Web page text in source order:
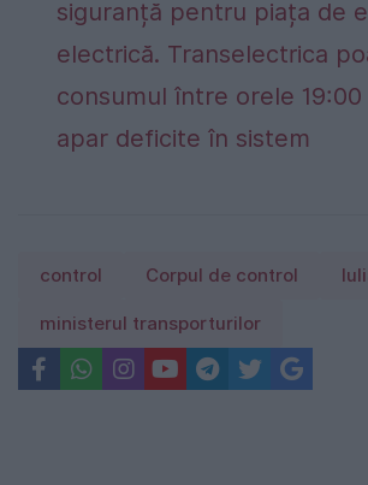
siguranță pentru piața de
electrică. Transelectrica
consumul între orele 19:00
apar deficite în sistem
control Corpul de control
ministerul transporturilor